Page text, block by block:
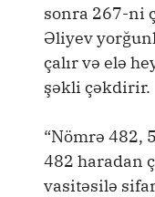
sonra 267-ni
Əliyev
çalır və elə
şəkli çəkdirir.
“Nömrə 482,
482 haradan
vasitəsilə